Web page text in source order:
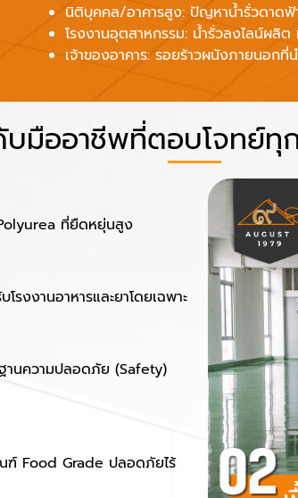
นิติบุคคล/อาคารสูง: ปัญหาน้ำรั่วดาดฟ้
โรงงานอุตสาหกรรม: น้ำรั่วลงไลน์ผลิ
เจ้าของอาคาร: รอยร้าวผนังภายนอก
บมืออาชีพที่ตอบโจทย์
ที่ยืดหยุ่นสูง
งงานอาหารและยาโดยเฉพาะ
านความปลอดภัย (Safety)
ฑ์ Food Grade ปลอดภัยไร้